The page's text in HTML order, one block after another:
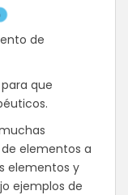
de
que
elementos a
elementos y
ejemplos de